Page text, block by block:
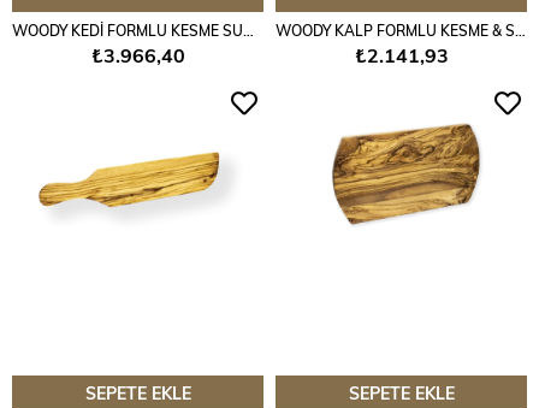
WOODY KEDİ FORMLU KESME SUNUM TAHTASI
₺3.966,40
WOODY KALP FORMLU KESME & SUNUM TAHTASI
₺2.141,93
SEPETE EKLE SEPETE EKLE